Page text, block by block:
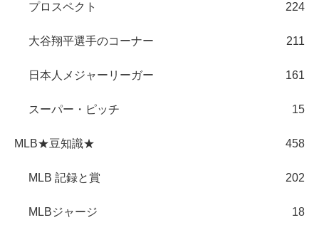
プロスペクト 224
大谷翔平選手のコーナー 211
日本人メジャーリーガー 161
スーパー・ピッチ 15
MLB★豆知識★ 458
MLB 記録と賞 202
MLBジャージ 18